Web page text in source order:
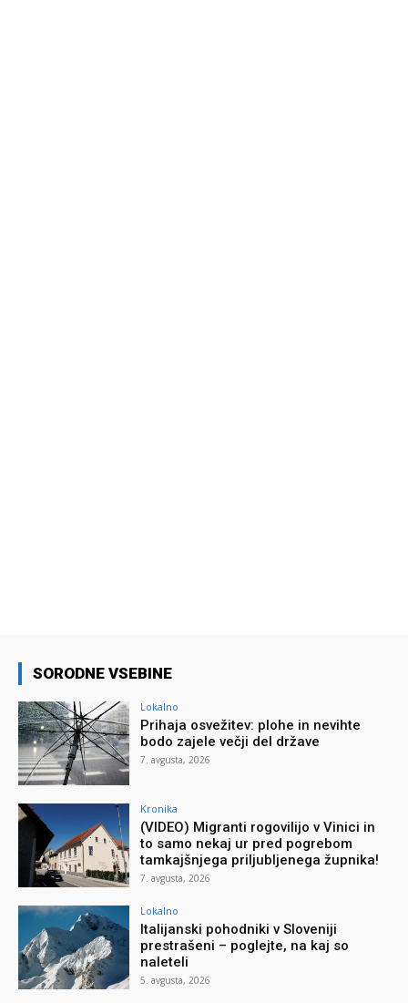
SORODNE VSEBINE
Lokalno
Prihaja osvežitev: plohe in nevihte
bodo zajele večji del države
7. avgusta, 2026
Kronika
(VIDEO) Migranti rogovilijo v Vinici in
to samo nekaj ur pred pogrebom
tamkajšnjega priljubljenega župnika!
7. avgusta, 2026
Lokalno
Italijanski pohodniki v Sloveniji
prestrašeni – poglejte, na kaj so
naleteli
5. avgusta, 2026